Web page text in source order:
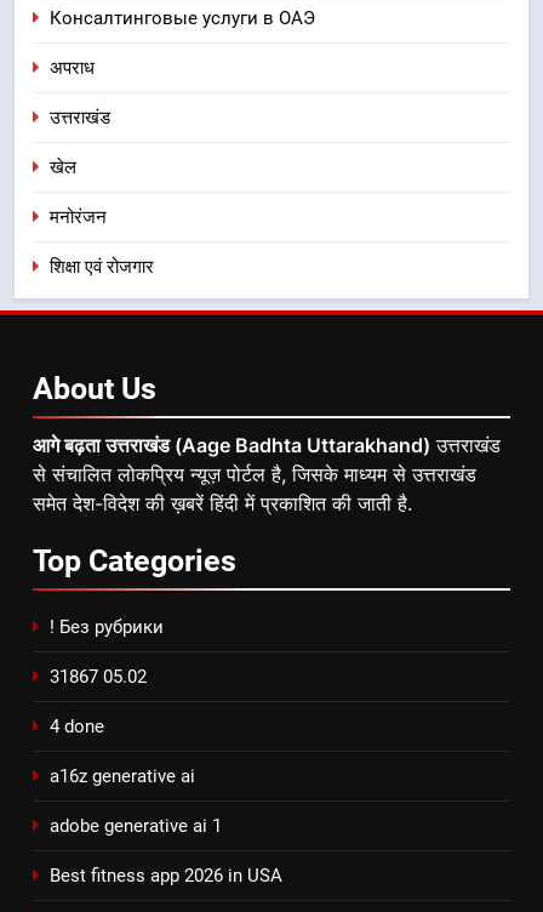
Консалтинговые услуги в ОАЭ
अपराध
उत्तराखंड
खेल
मनोरंजन
शिक्षा एवं रोजगार
About Us
आगे बढ़ता उत्तराखंड (Aage Badhta Uttarakhand) उत्तराखंड
से संचालित लोकप्रिय न्यूज़ पोर्टल है, जिसके माध्यम से उत्तराखंड
समेत देश-विदेश की ख़बरें हिंदी में प्रकाशित की जाती है.
Top Categories
! Без рубрики
31867 05.02
4 done
a16z generative ai
adobe generative ai 1
Best fitness app 2026 in USA